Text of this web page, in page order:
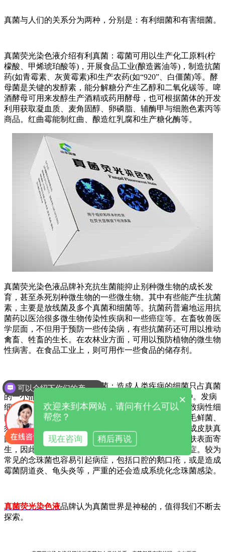
真菌与人们的关系分为两种，分别是：有利细菌和有害细菌。
真菌荧光染色液介绍有利真菌：霉菌可用以生产化工原料(柠
檬酸、甲烯琥珀酸等)，开展食品工业(酿造酱油等)，制造抗菌
药(如青霉素、灰黄霉素)和生产农药(如“920”、白僵菌)等。酵
母菌是关键的发醇素，能分解糖分产生乙醇和二氧化碳等。啤
酒酵母可用来发醇生产酒精或药用酵母，也可根据菌体的开发
利用获取凝血质、麦角固醇、卵磷脂、辅酶甲与细胞色素丙等
商品。红曲霉能制红曲、酿造红乳腐和生产糖化酶等。
真菌荧光染色液品牌补充抗生菌能抑止别种微生物的成长发
育，甚至杀死别种微生物的一些微生物。其中有些能产生抗菌
素，主要是放线菌及多个真菌和细菌等。抗菌药普遍地运用抗
菌药以医治很多微生物传染性疾病和一些癌症等。在畜牧兽医
学层面，不但用于预防一些传染病，有些抗菌药还可用以推动
禽畜、牲畜的生长。在农林业方面，可用以预防植物的微生物
性病害。在食品工业上，则可用作一些食品的储存剂。
真菌荧光染色液介绍有害真菌：造成人类疾病的细菌只占真菌
的一小部。据文献报道，可让人发病的细菌约有278种。发病
细菌分成两大类，一类是病源性细菌，另一类是标准致病性细
菌。造成皮肤疾病的细菌主要是皮肤癣菌，包含红色毛鲜菌、
须癣毛癣菌、犬小孢子菌、外皮絮状癣菌等，这种造成皮肤真
菌癣病的细菌关键可以分解身体表层角质蛋白，在皮肤表面寄
生，因此可造成皮癣、股癣、手癣、脚癣、甲癣等病症。较为
常见的念珠菌也容易引起病症，包括口腔的鹅口疮，或是造成
霉菌阴道炎、龟头炎等，严重的还会造成系统化念珠菌感染。
真菌荧光染色液品牌认为真菌世界是神秘的，值得我们不断去
探索。
可以介绍下你们的产品么
×
欢迎来到本网站，请问有什么可以
帮您？
现在咨询 稍后再说